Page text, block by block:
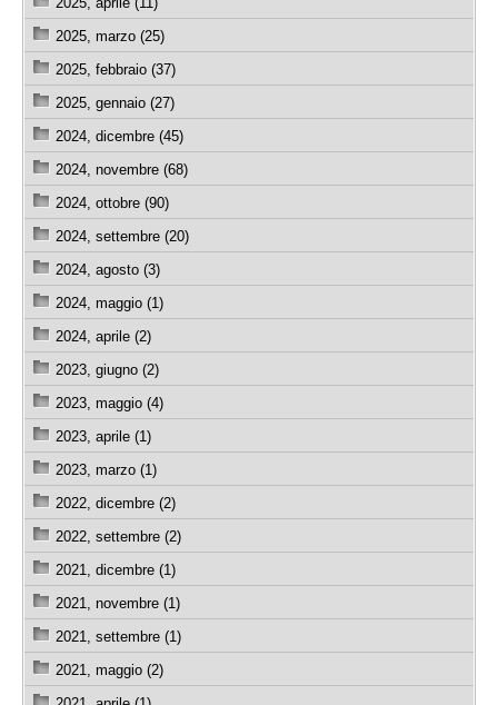
2025, marzo (25)
2025, febbraio (37)
2025, gennaio (27)
2024, dicembre (45)
2024, novembre (68)
2024, ottobre (90)
2024, settembre (20)
2024, agosto (3)
2024, maggio (1)
2024, aprile (2)
2023, giugno (2)
2023, maggio (4)
2023, aprile (1)
2023, marzo (1)
2022, dicembre (2)
2022, settembre (2)
2021, dicembre (1)
2021, novembre (1)
2021, settembre (1)
2021, maggio (2)